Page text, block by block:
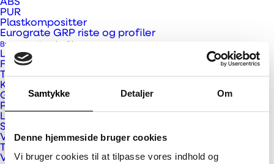
Samtykke Detaljer Om
Denne hjemmeside bruger cookies
Vi bruger cookies til at tilpasse vores indhold og
ABS
PUR
Plastkompositter
Eurograte GRP riste og profiler
Bygge- og Interiør Plast
Larson og Larcore
Fundermax
Trespa
Kerrock
Gallina PC facadeplader
PET filt støjdæmpning
Lexan Cliniwall plader
Sikrings- og afskærmningsplader
Vink ALUPROF
Tagløsninger
Vikutherm skum- og Phonotherm byggeplader
Prev
Next